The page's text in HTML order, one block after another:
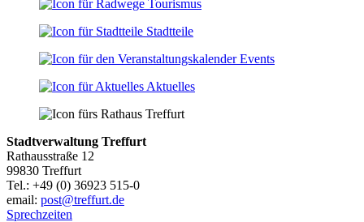
Tourismus
Stadtteile
Events
Aktuelles
Stadtverwaltung Treffurt
Rathausstraße 12
99830 Treffurt
Tel.: +49 (0) 36923 515-0
email: post@treffurt.de
Sprechzeiten